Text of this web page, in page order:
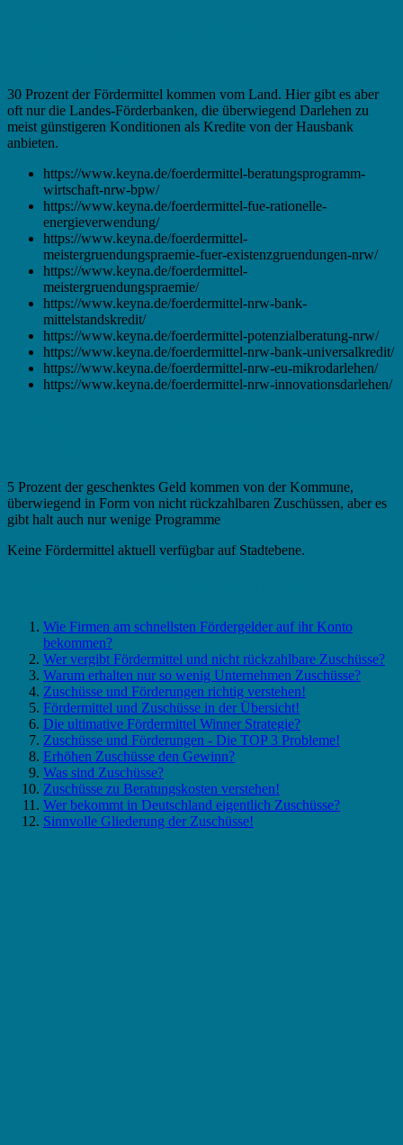
30 Prozent der Fördermittel kommen vom Land. Hier gibt es aber
oft nur die Landes-Förderbanken, die überwiegend Darlehen zu
meist günstigeren Konditionen als Kredite von der Hausbank
anbieten.
https://www.keyna.de/foerdermittel-beratungsprogramm-
wirtschaft-nrw-bpw/
https://www.keyna.de/foerdermittel-fue-rationelle-
energieverwendung/
https://www.keyna.de/foerdermittel-
meistergruendungspraemie-fuer-existenzgruendungen-nrw/
https://www.keyna.de/foerdermittel-
meistergruendungspraemie/
https://www.keyna.de/foerdermittel-nrw-bank-
mittelstandskredit/
https://www.keyna.de/foerdermittel-potenzialberatung-nrw/
https://www.keyna.de/foerdermittel-nrw-bank-universalkredit/
https://www.keyna.de/foerdermittel-nrw-eu-mikrodarlehen/
https://www.keyna.de/foerdermittel-nrw-innovationsdarlehen/
5 Prozent der geschenktes Geld kommen von der Kommune,
überwiegend in Form von nicht rückzahlbaren Zuschüssen, aber es
gibt halt auch nur wenige Programme
Keine Fördermittel aktuell verfügbar auf Stadtebene.
Wie Firmen am schnellsten Fördergelder auf ihr Konto
bekommen?
Wer vergibt Fördermittel und nicht rückzahlbare Zuschüsse?
Warum erhalten nur so wenig Unternehmen Zuschüsse?
Zuschüsse und Förderungen richtig verstehen!
Fördermittel und Zuschüsse in der Übersicht!
Die ultimative Fördermittel Winner Strategie?
Zuschüsse und Förderungen - Die TOP 3 Probleme!
Erhöhen Zuschüsse den Gewinn?
Was sind Zuschüsse?
Zuschüsse zu Beratungskosten verstehen!
Wer bekommt in Deutschland eigentlich Zuschüsse?
Sinnvolle Gliederung der Zuschüsse!